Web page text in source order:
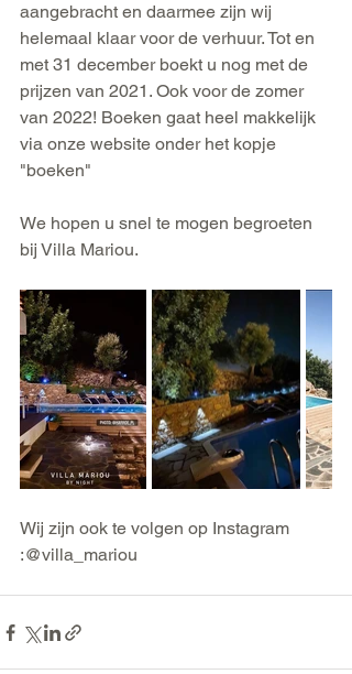
aangebracht en daarmee zijn wij
helemaal klaar voor de verhuur. Tot en
met 31 december boekt u nog met de
prijzen van 2021. Ook voor de zomer
van 2022! Boeken gaat heel makkelijk
via onze website onder het kopje
"boeken"
We hopen u snel te mogen begroeten
bij Villa Mariou.
Wij zijn ook te volgen op Instagram
:@villa_mariou